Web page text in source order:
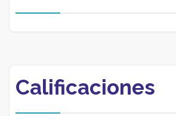
Calificaciones